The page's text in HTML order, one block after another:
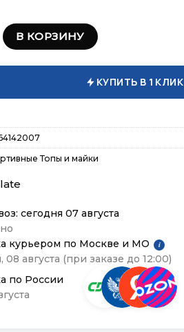
Топ Женский NW08.1445.2
В КОРЗИНУ
КУПИТЬ В 1 КЛИК
Топы и майки
сегодня 07 августа
курьером по Москве и МО
i
08 августа (при заказе до 12:00)
по России